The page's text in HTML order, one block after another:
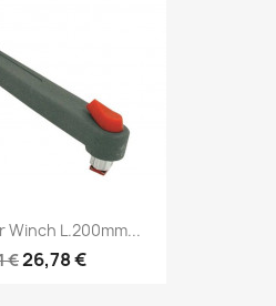
Winch L.200mm...
€26,78 €